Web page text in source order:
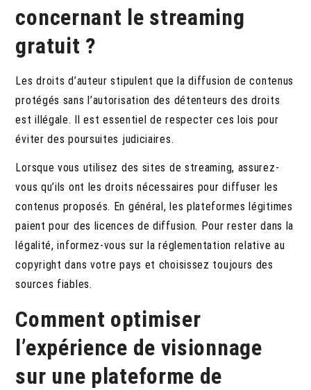
concernant le streaming
gratuit ?
Les droits d’auteur stipulent que la diffusion de contenus
protégés sans l’autorisation des détenteurs des droits
est illégale. Il est essentiel de respecter ces lois pour
éviter des poursuites judiciaires.
Lorsque vous utilisez des sites de streaming, assurez-
vous qu’ils ont les droits nécessaires pour diffuser les
contenus proposés. En général, les plateformes légitimes
paient pour des licences de diffusion. Pour rester dans la
légalité, informez-vous sur la réglementation relative au
copyright dans votre pays et choisissez toujours des
sources fiables.
Comment optimiser
l’expérience de visionnage
sur une plateforme de